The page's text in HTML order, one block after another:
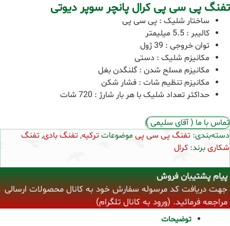
تفنگ پی سی پی کرال پانچر سوپر دیوتی
ساختار شلیک : پی سی پی
کالیبر : 5.5 میلیمتر
توان خروجی : 39 ژول
مکانیزم شلیک : دستی
مکانیزم مسلح شدن : گلنگدن بغل
مکانیزم تنظیم شات : فشار شکن
حداکثر تعداد شلیک با هر بار شارژ : 720 شات
تماس با ما ( آقای سلیمی )
دسته‌بندی: تفنگ پی سی پی موضوعاتترکیه,تفنگ بادی,تفنگ
شکاریبرند: کرال
پیام پشتیبان فروش
جهت دریافت کد مرسوله سفارش خود به کانال محصولات ارسالی
مراجعه فرمائید. (ورود به کانال تلگرام)
توضیحات